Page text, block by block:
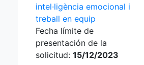
intel·ligència emocional i
treball en equip
Fecha límite de
presentación de la
solicitud: 15/12/2023